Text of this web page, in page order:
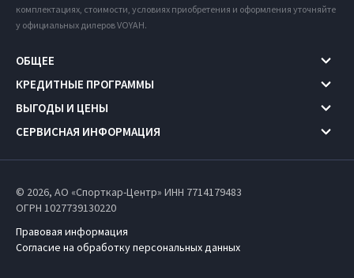
комплектациях, стоимости, условиях приобретения и оформления уточняйте
у официальных дилеров VOYAH.
ОБЩЕЕ
КРЕДИТНЫЕ ПРОГРАММЫ
ВЫГОДЫ И ЦЕНЫ
СЕРВИСНАЯ ИНФОРМАЦИЯ
© 2026, АО «Спорткар-Центр» ИНН 7714179483
ОГРН 1027739130220
Правовая информация
Согласие на обработку персональных данных